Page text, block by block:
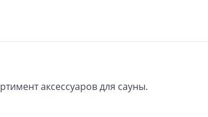
аксессуаров для сауны.